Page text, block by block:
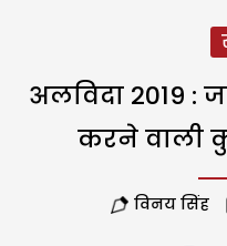
अलविदा 2019 :
करने वाली
विनय सिंह